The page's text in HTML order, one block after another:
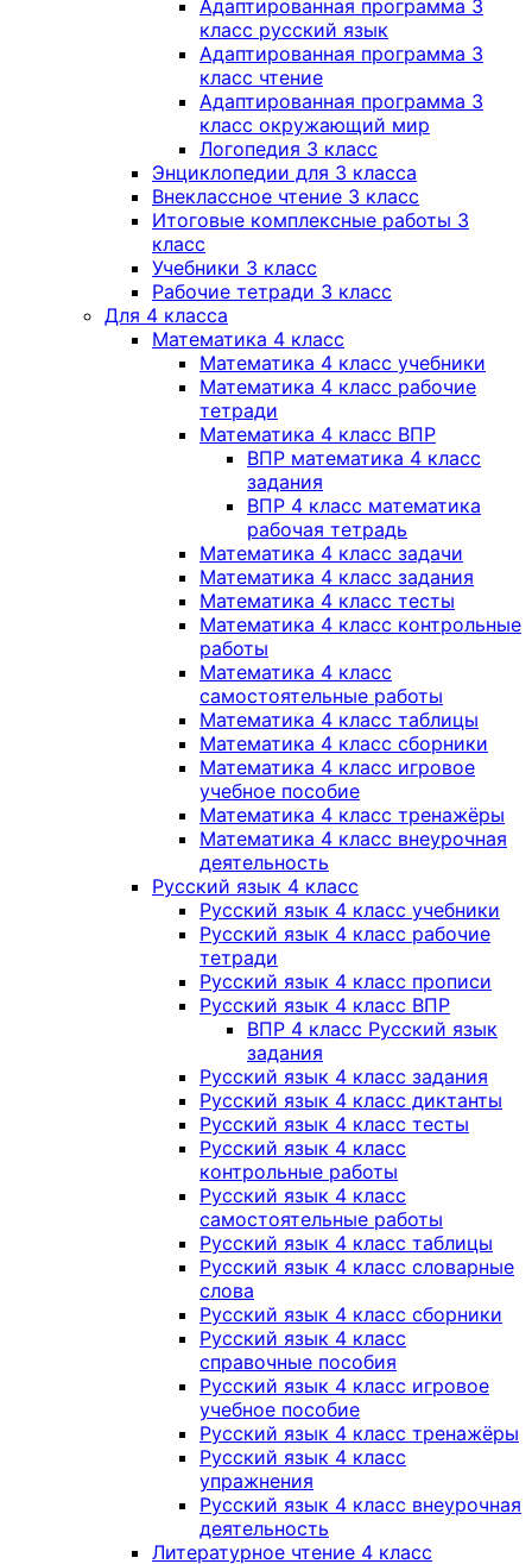
Адаптированная программа 3
класс русский язык
Адаптированная программа 3
класс чтение
Адаптированная программа 3
класс окружающий мир
Логопедия 3 класс
Энциклопедии для 3 класса
Внеклассное чтение 3 класс
Итоговые комплексные работы 3
класс
Учебники 3 класс
Рабочие тетради 3 класс
Для 4 класса
Математика 4 класс
Математика 4 класс учебники
Математика 4 класс рабочие
тетради
Математика 4 класс ВПР
ВПР математика 4 класс
задания
ВПР 4 класс математика
рабочая тетрадь
Математика 4 класс задачи
Математика 4 класс задания
Математика 4 класс тесты
Математика 4 класс контрольные
работы
Математика 4 класс
самостоятельные работы
Математика 4 класс таблицы
Математика 4 класс сборники
Математика 4 класс игровое
учебное пособие
Математика 4 класс тренажёры
Математика 4 класс внеурочная
деятельность
Русский язык 4 класс
Русский язык 4 класс учебники
Русский язык 4 класс рабочие
тетради
Русский язык 4 класс прописи
Русский язык 4 класс ВПР
ВПР 4 класс Русский язык
задания
Русский язык 4 класс задания
Русский язык 4 класс диктанты
Русский язык 4 класс тесты
Русский язык 4 класс
контрольные работы
Русский язык 4 класс
самостоятельные работы
Русский язык 4 класс таблицы
Русский язык 4 класс словарные
слова
Русский язык 4 класс сборники
Русский язык 4 класс
справочные пособия
Русский язык 4 класс игровое
учебное пособие
Русский язык 4 класс тренажёры
Русский язык 4 класс
упражнения
Русский язык 4 класс внеурочная
деятельность
Литературное чтение 4 класс